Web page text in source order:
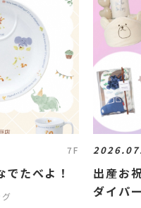
7F
たべよ！
出産お
ダイパ